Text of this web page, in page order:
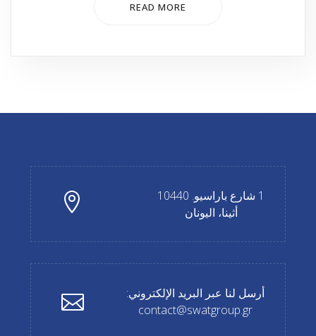
READ MORE
1 شارع باراسيو. 10440
أثينا، اليونان
أرسل لنا عبر البريد الإلكتروني:
contact@swatgroup.gr